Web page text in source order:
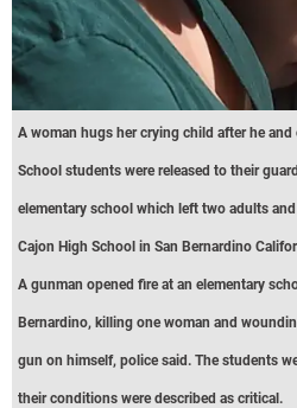
A woman hugs her crying child after he
School students were released to their
elementary school which left two adults
Cajon High School in San Bernardino
A gunman opened fire at an elementary
Bernardino, killing one woman and
gun on himself, police said. The students
their conditions were described as critical.